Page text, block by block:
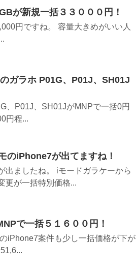
が新規一括３３０００円！
円ですね。 容量大きめがいい人
ガラホ P01G、P01J、SH01J
、P01J、SH01JがMNPで一括0円
円程...
のiPhone7が出てますね！
出ましたね。 iモードガラケーから
更が一括特別価格...
で一括５１６００円！
iPhone7案件も少し一括価格が下が